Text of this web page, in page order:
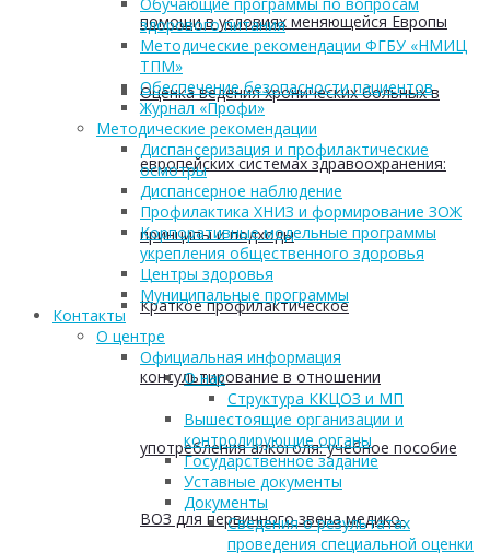
помощи в условиях меняющейся Европы
Оценка ведения хронических больных в
европейских системах здравоохранения:
принципы и подходы
Краткое профилактическое
консультирование в отношении
употребления алкоголя: учебное пособие
ВОЗ для первичного звена медико-
здорового питания
Методические рекомендации ФГБУ «НМИЦ
ТПМ»
Обеспечение безопасности пациентов
Журнал «Профи»
Методические рекомендации
Диспансеризация и профилактические
осмотры
Диспансерное наблюдение
Профилактика ХНИЗ и формирование ЗОЖ
Корпоративные модельные программы
укрепления общественного здоровья
Центры здоровья
Муниципальные программы
Контакты
О центре
Официальная информация
О нас
Структура ККЦОЗ и МП
Вышестоящие организации и
контролирующие органы
Государственное задание
Уставные документы
Документы
Сведения о результатах
проведения специальной оценки